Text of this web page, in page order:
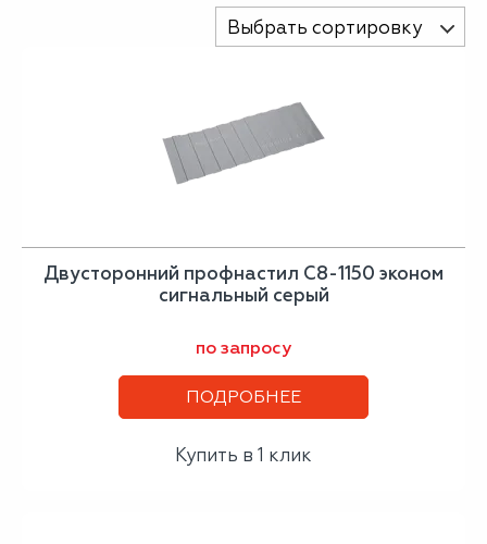
Выбрать сортировку
Двусторонний профнастил С8-1150 эконом
сигнальный серый
по запросу
ПОДРОБНЕЕ
Купить в 1 клик